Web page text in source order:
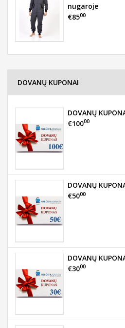
nugaroje
€8500
DOVANŲ KUPONAI
DOVANŲ
€10000
DOVANŲ
€5000
DOVANŲ
€3000